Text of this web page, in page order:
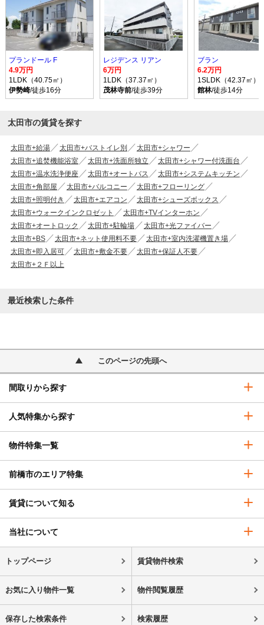
プランドール F
4.9万円
1LDK（40.75㎡）
伊勢崎/徒歩16分
レジデンス リアン
6万円
1LDK（37.37㎡）
茂林寺前/徒歩39分
ブラン
6.2万円
1SLDK（42.37㎡）
館林/徒歩14分
太田市の賃貸を探す
太田市+給湯 太田市+バストイレ別
太田市+シャワー
太田市+追焚機能浴室
太田市+洗面所独立
太田市+シャワー付洗面台
太田市+温水洗浄便座
太田市+オートバス
太田市+システムキッチン
太田市+角部屋
太田市+バルコニー
太田市+フローリング
太田市+照明付き
太田市+エアコン
太田市+シューズボックス
太田市+ウォークインクロゼット
太田市+TVインターホン
太田市+オートロック
太田市+駐輪場
太田市+光ファイバー
太田市+BS
太田市+ネット使用料不要
太田市+室内洗濯機置き場
太田市+即入居可
太田市+敷金不要
太田市+保証人不要
太田市+２Ｆ以上
最近検索した条件
このページの先頭へ
間取りから探す
人気特集から探す
物件特集一覧
前橋市のエリア特集
賃貸について知る
当社について
トップページ 賃貸物件検索
お気に入り物件一覧 物件閲覧履歴
保存した検索条件 検索履歴